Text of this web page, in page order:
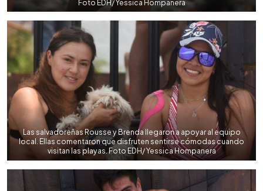
Foto EDH/ Yessica Hompanera
Las salvadoreñas Rousse y Brenda llegaron a apoyar al equipo
local. Ellas comentaron que disfruten sentirse cómodas cuando
visitan las playas. Foto EDH/ Yessica Hompanera